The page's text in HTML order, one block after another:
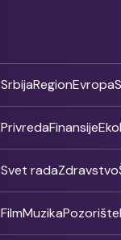
SrbijaRegionEvropa
PrivredaFinansije
Svet radaZdravstvo
FilmMuzikaPozorište